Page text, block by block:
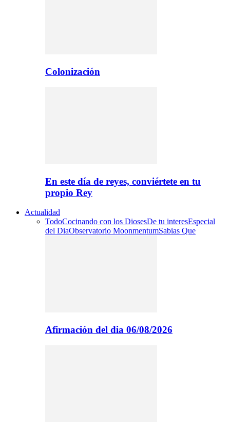
Colonización
En este día de reyes, conviértete en tu
propio Rey
Actualidad
TodoCocinando con los DiosesDe tu interesEspecial
del DiaObservatorio MoonmentumSabias Que
Afirmación del dia 06/08/2026